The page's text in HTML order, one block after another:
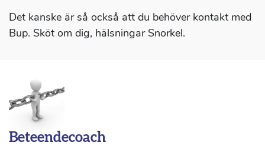
Det kanske är så också att du behöver kontakt med
Bup. Sköt om dig, hälsningar Snorkel.
Beteendecoach